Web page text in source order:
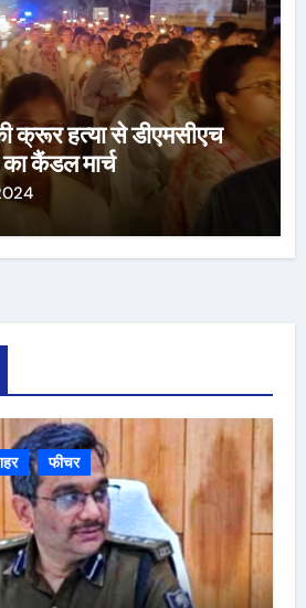
क्रूर हत्या से डीएमसीएच
कैंडल मार्च
फीचर